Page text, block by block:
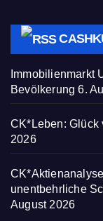
Immobilienmarkt
Bevölkerung 6.
CK*Leben: Glück
2026
unentbehrliche
August 2026